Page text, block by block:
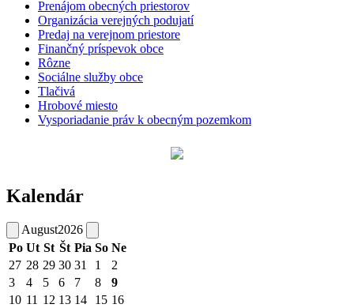
Prenájom obecných priestorov
Organizácia verejných podujatí
Predaj na verejnom priestore
Finančný príspevok obce
Rôzne
Sociálne služby obce
Tlačivá
Hrobové miesto
Vysporiadanie práv k obecným pozemkom
Kalendár
August2026
Po Ut St Št Pia So Ne
27 28 29 30 31 1
2
3
4 5 6 7 8
9
10 11 12 13 14 15 16